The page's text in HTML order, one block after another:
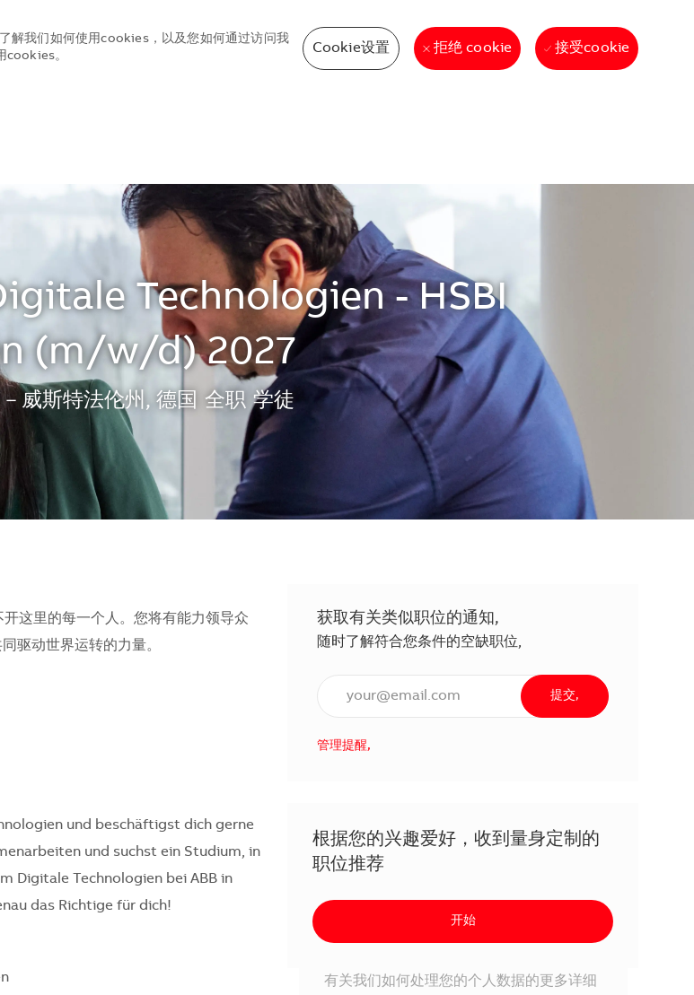
解我们如何使用cookies，以及您如何通过访问我
cookies。
Cookie设置 拒绝 cookie 接受cookie
Technologien - HSBI
(m/w/d) 2027
威斯特法伦州, 德国 全职 学徒
这里的每一个人。您将有能力领导众
驱动世界运转的力量。​​​​
und beschäftigst dich gerne
und suchst ein Studium, in
Digitale Technologien bei ABB in
das Richtige für dich!
获取有关类似职位的通知,
随时了解符合您条件的空缺职位,
提交,
管理提醒,
根据您的兴趣爱好，收到量身定制的
职位推荐
开始
有关我们如何处理您的个人数据的更多详细